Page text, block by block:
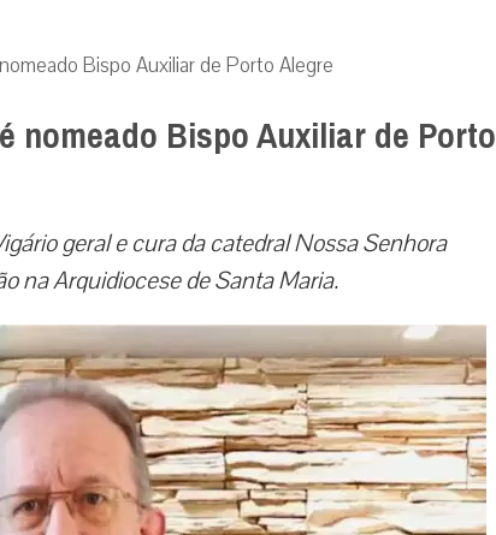
Bispo Auxiliar de Porto Alegre
nomeado Bispo Auxiliar de Porto
geral e cura da catedral Nossa Senhora
na Arquidiocese de Santa Maria.